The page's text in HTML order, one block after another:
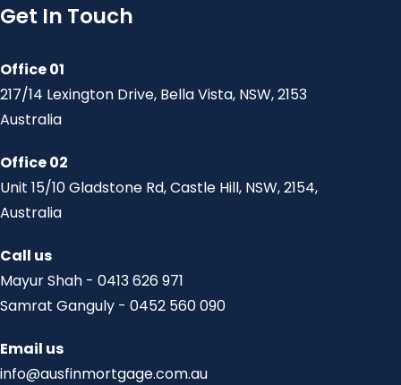
Get In Touch
Office 01
217/14 Lexington Drive, Bella Vista, NSW, 2153
Australia
Office 02
Unit 15/10 Gladstone Rd, Castle Hill, NSW, 2154,
Australia
Call us
Mayur Shah - 0413 626 971
Samrat Ganguly - 0452 560 090
Email us
info@ausfinmortgage.com.au